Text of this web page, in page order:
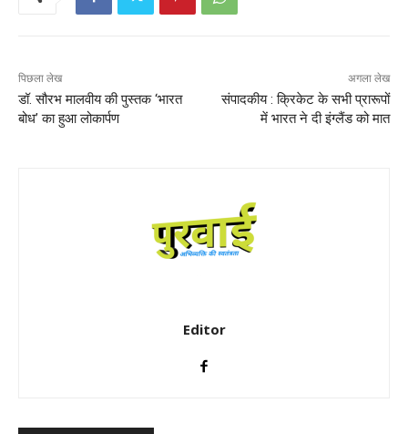
पिछला लेख
डॉ. सौरभ मालवीय की पुस्तक ‘भारत
बोध’ का हुआ लोकार्पण
अगला लेख
संपादकीय : क्रिकेट के सभी प्रारूपों
में भारत ने दी इंग्लैंड को मात
Editor